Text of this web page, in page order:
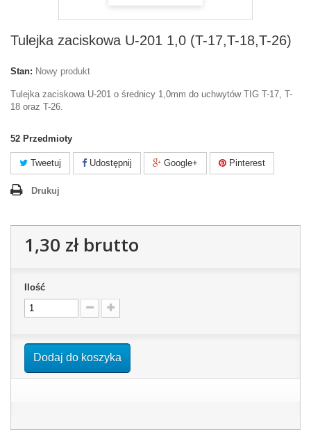
Tulejka zaciskowa U-201 1,0 (T-17,T-18,T-26)
Stan: Nowy produkt
Tulejka zaciskowa U-201 o średnicy 1,0mm do uchwytów TIG T-17, T-
18 oraz T-26.
52 Przedmioty
Tweetuj Udostępnij Google+ Pinterest
Drukuj
1,30 złbrutto
Ilość
Dodaj do koszyka